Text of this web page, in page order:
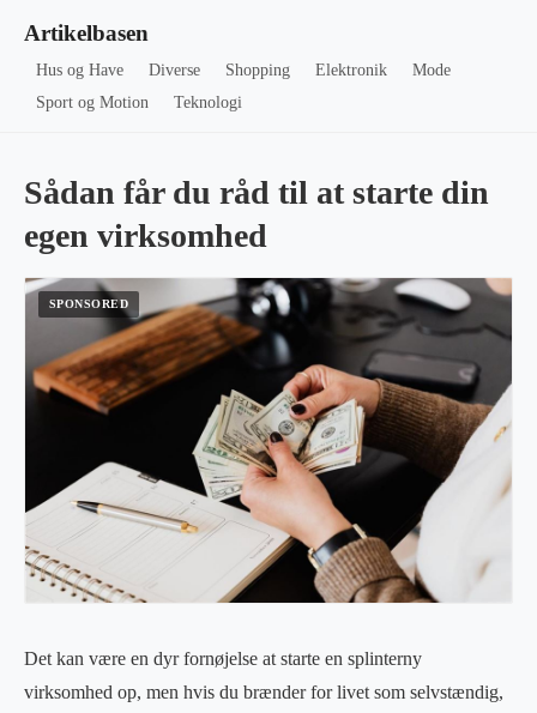
Artikelbasen
Hus og Have Diverse Shopping Elektronik
Mode
Sport og Motion
Teknologi
Sådan får du råd til at starte din
egen virksomhed
Det kan være en dyr fornøjelse at starte en splinterny
virksomhed op, men hvis du brænder for livet som selvstændig,